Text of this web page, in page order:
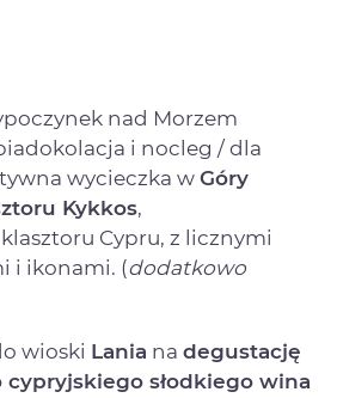
nad Morzem
i nocleg / dla
wycieczka w Góry
Kykkos,
Cypru, z licznymi
i ikonami. (dodatkowo
wioski Lania na degustację
cypryjskiego słodkiego wina